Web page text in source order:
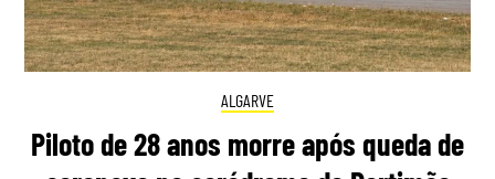
ALGARVE
Piloto de 28 anos morre após queda de